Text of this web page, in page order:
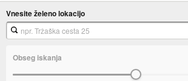
Vnesite želeno lokacijo
Obseg iskanja